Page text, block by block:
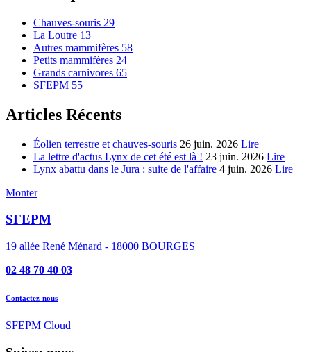
Chauves-souris 29
La Loutre 13
Autres mammifères 58
Petits mammifères 24
Grands carnivores 65
SFEPM 55
Articles Récents
Éolien terrestre et chauves-souris 26 juin. 2026 Lire
La lettre d'actus Lynx de cet été est là ! 23 juin. 2026 Lire
Lynx abattu dans le Jura : suite de l'affaire 4 juin. 2026 Lire
Monter
SFEPM
19 allée René Ménard - 18000 BOURGES
02 48 70 40 03
Contactez-nous
SFEPM Cloud